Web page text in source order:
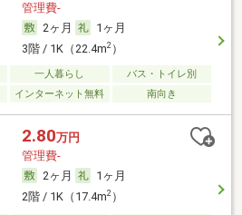
管理費-
2ヶ月
1ヶ月
3階 / 1K（22.4m2）
一人暮らし
バス・トイレ別
インターネット無料 南向き
2.80万円
管理費-
2ヶ月
1ヶ月
2階 / 1K（17.4m2）